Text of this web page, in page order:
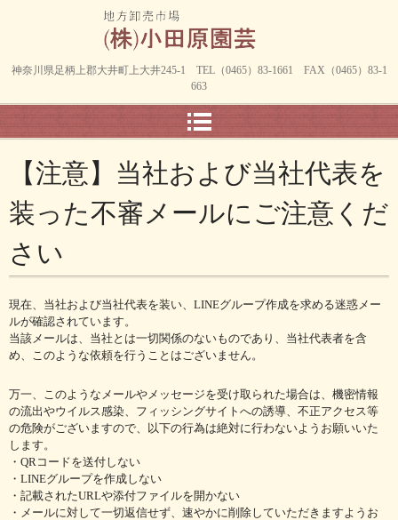
神奈川県足柄上郡大井町上大井245-1 TEL（0465）83-1661 FAX（0465）83-1
663
【注意】当社および当社代表を
装った不審メールにご注意くだ
さい
現在、当社および当社代表を装い、LINEグループ作成を求める迷惑メー
ルが確認されています。
当該メールは、当社とは一切関係のないものであり、当社代表者を含
め、このような依頼を行うことはございません。
万一、このようなメールやメッセージを受け取られた場合は、機密情報
の流出やウイルス感染、フィッシングサイトへの誘導、不正アクセス等
の危険がございますので、以下の行為は絶対に行わないようお願いいた
します。
・QRコードを送付しない
・LINEグループを作成しない
・記載されたURLや添付ファイルを開かない
・メールに対して一切返信せず、速やかに削除していただきますようお